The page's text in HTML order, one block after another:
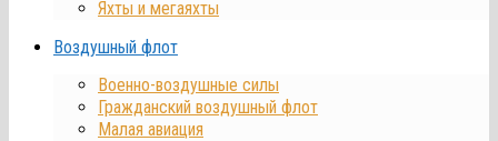
Яхты и мегаяхты
Воздушный флот
Военно-воздушные силы
Гражданский воздушный флот
Малая авиация